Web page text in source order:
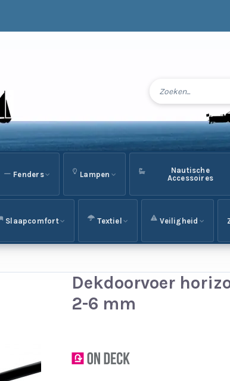
Fenders Lampen
Nautische
Accessoires
Slaapcomfort Textiel Veiligheid
Dekdoorvoer
2-6 mm